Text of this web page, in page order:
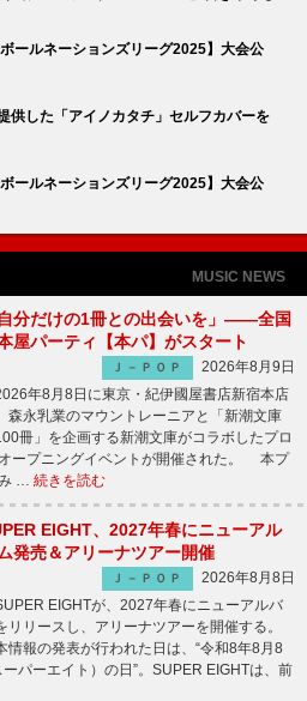
ールネーションズリーグ2025】大会公
供した「アイノカタチ」セルフカバーを
ールネーションズリーグ2025】大会公
MUSIC NEWS
自分だけの1冊との出会いを」――全国
屋パーティ【本パ】がスタート
Ｊ－ＰＯＰ
2026年8月9日
年8月8日に東京・紀伊國屋書店新宿本店
森永乳業のマウントレーニアと「新潮文庫
冊」を企画する新潮文庫がコラボしたプロ
ープニングイベントが開催された。 本プ
… 続きを読む
EIGHT、2027年春にニューアル
発売＆アリーナツアー開催
Ｊ－ＰＯＰ
2026年8月8日
EIGHTが、2027年春にニューアルバ
リリースし、アリーナツアーを開催する。
情報の発表が行われた日は、“令和8年8月8
パーエイト）の日”。SUPER EIGHTは、前